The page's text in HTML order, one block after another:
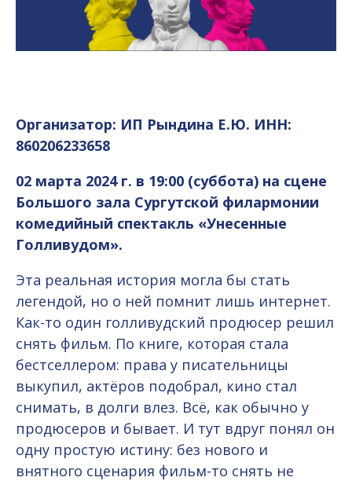
Организатор: ИП Рындина Е.Ю. ИНН:
860206233658
02 марта 2024 г. в 19:00 (суббота) на сцене
Большого зала Сургутской филармонии
комедийный спектакль «Унесенные
Голливудом».
Эта реальная история могла бы стать
легендой, но о ней помнит лишь интернет.
Как-то один голливудский продюсер решил
снять фильм. По книге, которая стала
бестселлером: права у писательницы
выкупил, актёров подобрал, кино стал
снимать, в долги влез. Всё, как обычно у
продюсеров и бывает. И тут вдруг понял он
одну простую истину: без нового и
внятного сценария фильм-то снять не